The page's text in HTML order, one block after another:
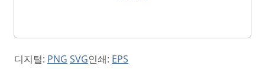
디지털: PNG SVG인쇄: EPS